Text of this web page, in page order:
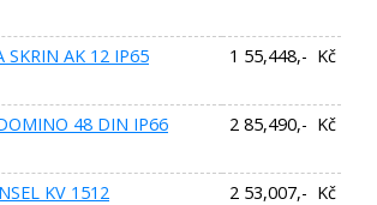
SKRIN AK 12 IP65
1 55,448,- Kč
48 DIN IP66
2 85,490,- Kč
KV 1512
2 53,007,- Kč